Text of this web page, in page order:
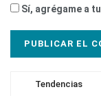
Sí, agrégame a
Tendencias